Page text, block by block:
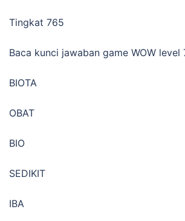
Tingkat 765
Baca kunci jawaban game WOW
BIOTA
OBAT
BIO
SEDIKIT
IBA